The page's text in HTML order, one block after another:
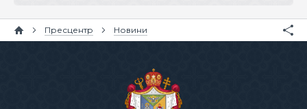
Пресцентр Новини